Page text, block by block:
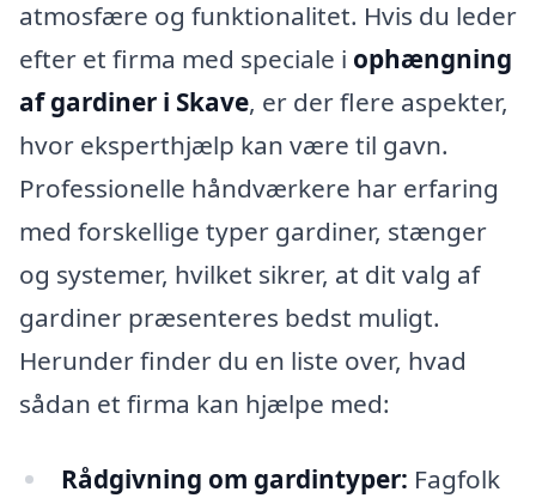
atmosfære og funktionalitet. Hvis du leder
efter et firma med speciale i ophængning
af gardiner i Skave, er der flere aspekter,
hvor eksperthjælp kan være til gavn.
Professionelle håndværkere har erfaring
med forskellige typer gardiner, stænger
og systemer, hvilket sikrer, at dit valg af
gardiner præsenteres bedst muligt.
Herunder finder du en liste over, hvad
sådan et firma kan hjælpe med:
Rådgivning om gardintyper: Fagfolk